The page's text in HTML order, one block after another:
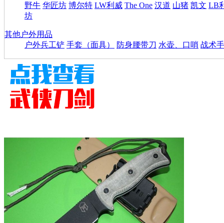
野牛 华匠坊 博尔特 LW利威 The One 汉道 山猪 凯文 LB
坊
其他户外用品
户外兵工铲 手套（面具） 防身腰带刀 水壶、口哨 战术